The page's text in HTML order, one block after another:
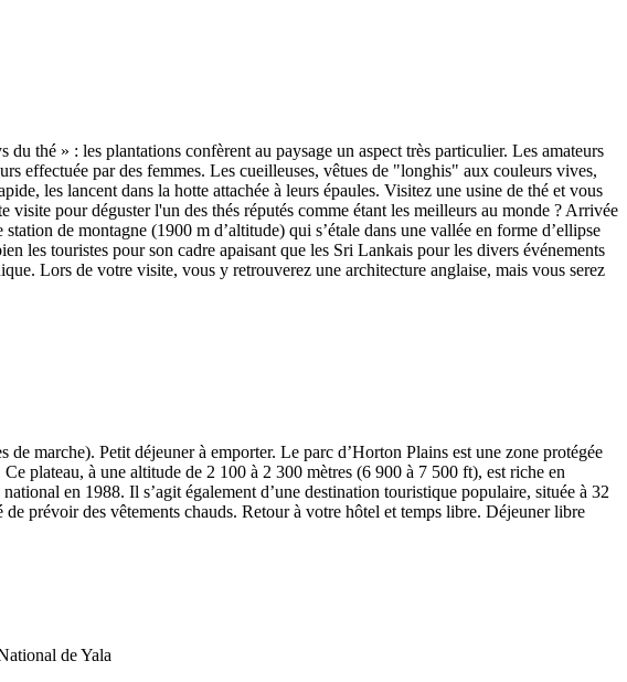
thé » : les plantations confèrent au paysage un aspect très particulier. Les amateurs
effectuée par des femmes. Les cueilleuses, vêtues de "longhis" aux couleurs vives,
les lancent dans la hotte attachée à leurs épaules. Visitez une usine de thé et vous
pour déguster l'un des thés réputés comme étant les meilleurs au monde ? Arrivée
de montagne (1900 m d’altitude) qui s’étale dans une vallée en forme d’ellipse
les touristes pour son cadre apaisant que les Sri Lankais pour les divers événements
Lors de votre visite, vous y retrouverez une architecture anglaise, mais vous serez
marche). Petit déjeuner à emporter. Le parc d’Horton Plains est une zone protégée
plateau, à une altitude de 2 100 à 2 300 mètres (6 900 à 7 500 ft), est riche en
en 1988. Il s’agit également d’une destination touristique populaire, située à 32
prévoir des vêtements chauds. Retour à votre hôtel et temps libre. Déjeuner libre